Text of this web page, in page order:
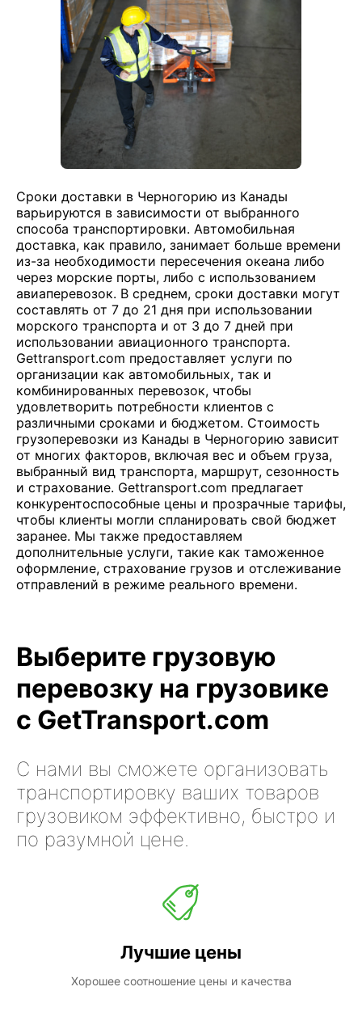
Сроки доставки в Черногорию из Канады
варьируются в зависимости от выбранного
способа транспортировки. Автомобильная
доставка, как правило, занимает больше времени
из-за необходимости пересечения океана либо
через морские порты, либо с использованием
авиаперевозок. В среднем, сроки доставки могут
составлять от 7 до 21 дня при использовании
морского транспорта и от 3 до 7 дней при
использовании авиационного транспорта.
Gettransport.com предоставляет услуги по
организации как автомобильных, так и
комбинированных перевозок, чтобы
удовлетворить потребности клиентов с
различными сроками и бюджетом. Стоимость
грузоперевозки из Канады в Черногорию зависит
от многих факторов, включая вес и объем груза,
выбранный вид транспорта, маршрут, сезонность
и страхование. Gettransport.com предлагает
конкурентоспособные цены и прозрачные тарифы,
чтобы клиенты могли спланировать свой бюджет
заранее. Мы также предоставляем
дополнительные услуги, такие как таможенное
оформление, страхование грузов и отслеживание
отправлений в режиме реального времени.
Выберите грузовую
перевозку на грузовике
с GetTransport.com
С нами вы сможете организовать
транспортировку ваших товаров
грузовиком эффективно, быстро и
по разумной цене.
Лучшие цены
Хорошее соотношение цены и качества